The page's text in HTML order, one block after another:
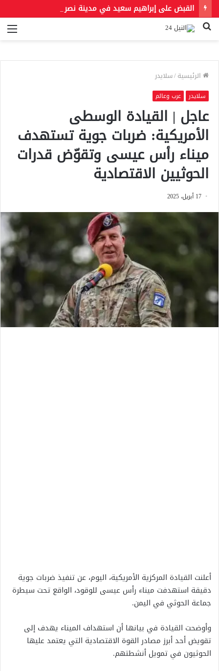
بحث
الرئيسية/سلايدر
سلايدر عرب وعالم
عاجل | القيادة الوسطى
الأمريكية: ضربات جوية تستهدف
ميناء رأس عيسى وتقوّض قدرات
الحوثيين الاقتصادية
17 أبريل، 2025
أعلنت القيادة المركزية الأمريكية، اليوم، عن تنفيذ ضربات جوية
دقيقة استهدفت ميناء رأس عيسى للوقود، الواقع تحت سيطرة
جماعة الحوثي في اليمن.
وأوضحت القيادة في بيانها أن استهداف الميناء يهدف إلى
تقويض أحد أبرز مصادر القوة الاقتصادية التي يعتمد عليها
الحوثيون في تمويل أنشطتهم.